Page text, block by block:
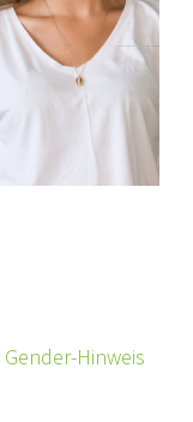
Gender-Hinweis